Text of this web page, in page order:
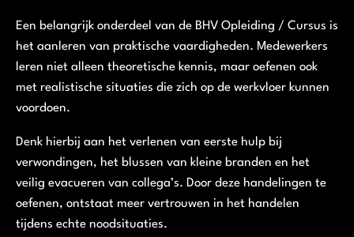
Een belangrijk onderdeel van de BHV Opleiding / Cursus is
het aanleren van praktische vaardigheden. Medewerkers
leren niet alleen theoretische kennis, maar oefenen ook
met realistische situaties die zich op de werkvloer kunnen
voordoen.
Denk hierbij aan het verlenen van eerste hulp bij
verwondingen, het blussen van kleine branden en het
veilig evacueren van collega’s. Door deze handelingen te
oefenen, ontstaat meer vertrouwen in het handelen
tijdens echte noodsituaties.